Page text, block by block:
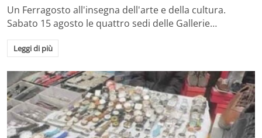
Un Ferragosto all'insegna dell'arte e della cultura.
Sabato 15 agosto le quattro sedi delle Gallerie…
Leggi di più